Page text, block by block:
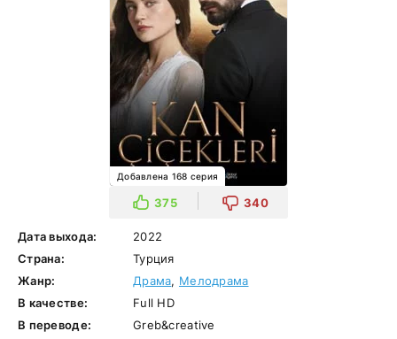
Добавлена 168 серия
375 340
Дата выхода:
2022
Страна:
Турция
Жанр:
Драма, Мелодрама
В качестве:
Full HD
В переводе:
Greb&creative